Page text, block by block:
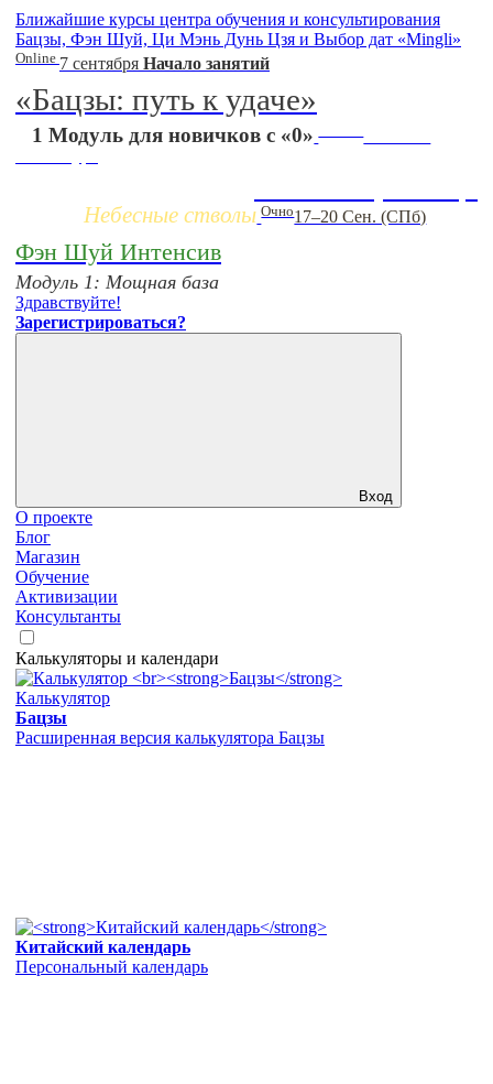
Ближайшие курсы центра обучения и консультирования
Бацзы, Фэн Шуй, Ци Мэнь Дунь Цзя и Выбор дат «Mingli»
Online 7 сентября Начало занятий
«Бацзы: путь к удаче»
1 Модуль для новичков с «0»
НОВЫЙ
Небесные стволы Очно17–20 Сен. (СПб)
Фэн Шуй Интенсив
Модуль 1: Мощная база
Здравствуйте!
Зарегистрироваться?
Вход
О проекте
Блог
Магазин
Обучение
Активизации
Консультанты
Калькуляторы и календари
Калькулятор
Бацзы
Расширенная версия калькулятора Бацзы
Китайский календарь
Персональный календарь